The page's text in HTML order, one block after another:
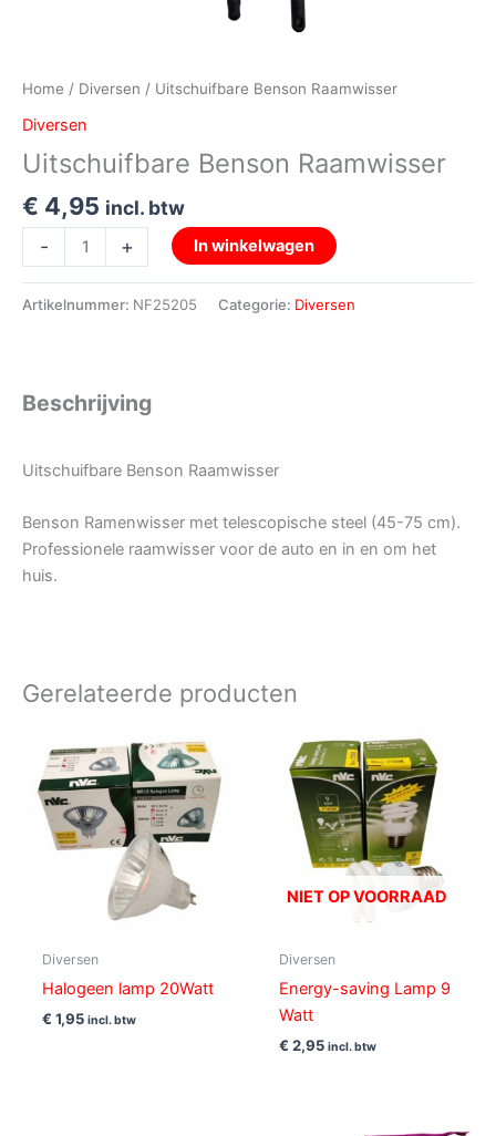
Home / Diversen / Uitschuifbare Benson Raamwisser
Diversen
Uitschuifbare Benson Raamwisser
€ 4,95 incl. btw
-
+ In winkelwagen
Artikelnummer: NF25205 Categorie: Diversen
Beschrijving
Uitschuifbare Benson Raamwisser
Benson Ramenwisser met telescopische steel (45-75 cm).
Professionele raamwisser voor de auto en in en om het
huis.
Gerelateerde producten
Diversen
Halogeen lamp 20Watt
€ 1,95 incl. btw
NIET OP VOORRAAD
Diversen
Energy-saving Lamp 9
Watt
€ 2,95 incl. btw